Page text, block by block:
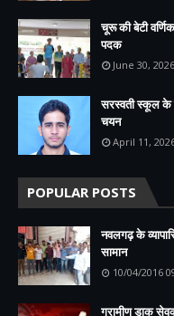
चूरू की बेटी
पदक
June 30, 2026
सरस्वती स्कूल के
चयन
April 11,
POPULAR POSTS
नवलगढ़ के
सामान
10/04/2016
ग्रामीण डाक